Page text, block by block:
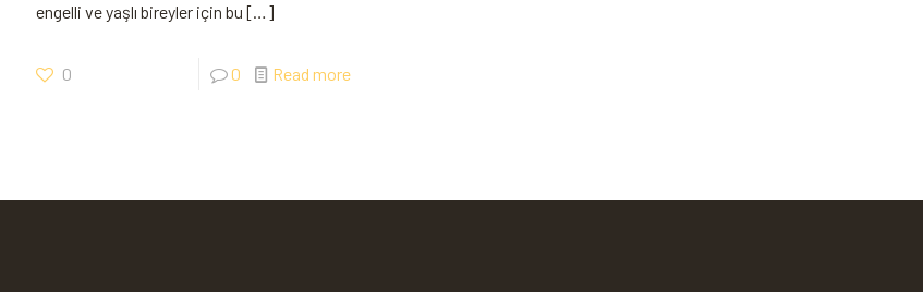
engelli ve yaşlı bireyler için⁣ bu […]
0 0 Read more